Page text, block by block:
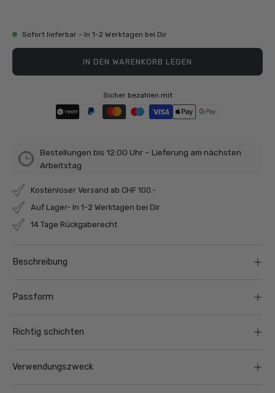
Sofort lieferbar - In 1-2 Werktagen bei Dir
IN DEN WARENKORB LEGEN
Sicher bezahlen mit
Bestellungen bis 12:00 Uhr – Lieferung am nächsten
Arbeitstag
Kostenloser Versand ab CHF 100.-
Auf Lager- In 1-2 Werktagen bei Dir
14 Tage Rückgaberecht
Beschreibung
Passform
Richtig schichten
Verwendungszweck